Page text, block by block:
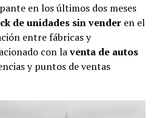
en los últimos dos meses
de unidades sin venderen el
entre fábricas y
con laventa de autos
y puntos de ventas